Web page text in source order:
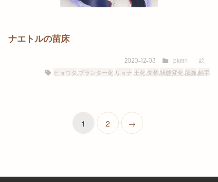
ナエトルの苗床
2020-12-03 pkmn
絵
ヒョウタ プランター化 リョナ 土化 失禁 ,状態変化 脳姦 ,触手
1 2 →